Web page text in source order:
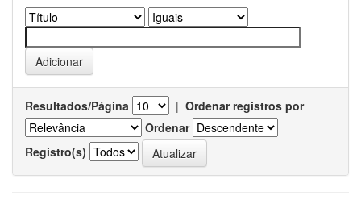
Resultados/Página | Ordenar registros por
Ordenar
Registro(s)